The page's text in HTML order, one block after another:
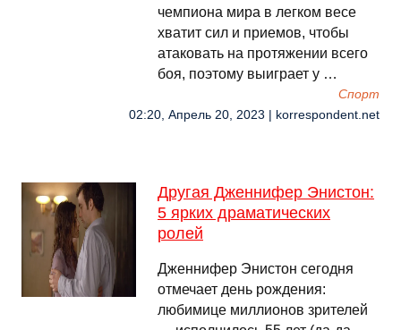
чемпиона мира в легком весе
хватит сил и приемов, чтобы
атаковать на протяжении всего
боя, поэтому выиграет у …
Спорт
02:20, Апрель 20, 2023 | korrespondent.net
Другая Дженнифер Энистон:
5 ярких драматических
ролей
Дженнифер Энистон сегодня
отмечает день рождения:
любимице миллионов зрителей